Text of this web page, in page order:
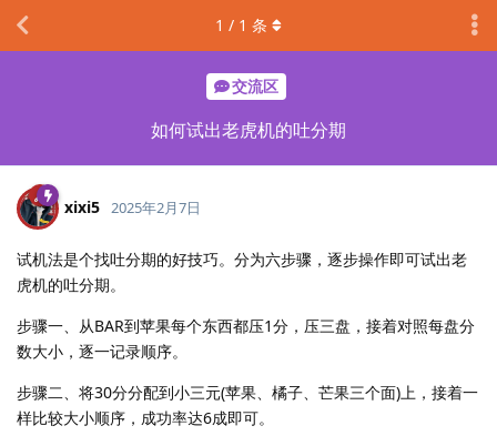
交流区
如何试出老虎机的吐分期
1 / 1 条
xixi5 2025年2月7日
试机法是个找吐分期的好技巧。分为六步骤，逐步操作即可试出老
虎机的吐分期。
步骤一、从BAR到苹果每个东西都压1分，压三盘，接着对照每盘分
数大小，逐一记录顺序。
步骤二、将30分分配到小三元(苹果、橘子、芒果三个面)上，接着一
样比较大小顺序，成功率达6成即可。